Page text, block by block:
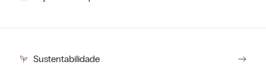
Sustentabilidade